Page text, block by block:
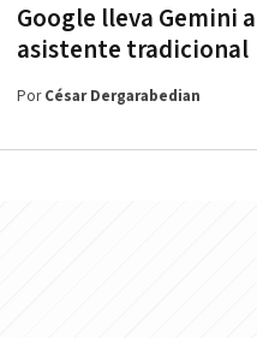
Google lleva Gemini
asistente tradicional
PorCésar Dergarabedian